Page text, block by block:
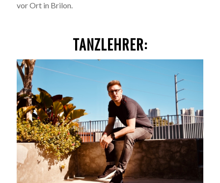
vor Ort in Brilon.
TANZLEHRER: